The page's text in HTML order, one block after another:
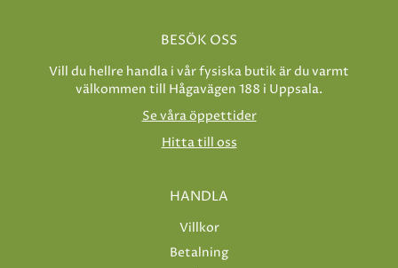
BESÖK OSS
Vill du hellre handla i vår fysiska butik är du varmt
välkommen till Hågavägen 188 i Uppsala.
Se våra öppettider
Hitta till oss
HANDLA
Villkor
Betalning